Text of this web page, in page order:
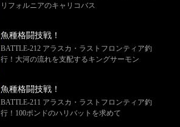
リフォルニアのキャリコバス
魚種格闘技戦！
BATTLE-212 アラスカ・ラストフロンティア釣
行！大河の流れを支配するキングサーモン
魚種格闘技戦！
BATTLE-211 アラスカ・ラストフロンティア釣
行！100ポンドのハリバットを求めて